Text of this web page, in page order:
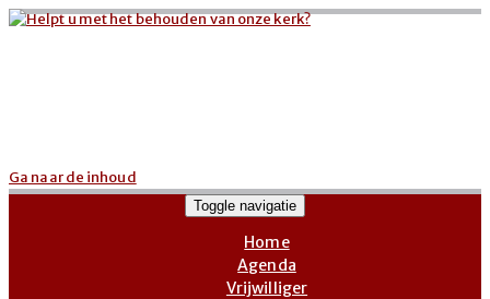
Ga naar de inhoud
Toggle navigatie
Home
Agenda
Vrijwilliger